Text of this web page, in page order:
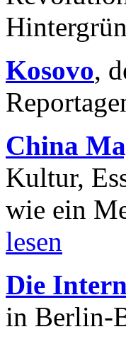
Kosovo,
China
Kultur,
wie ein
lesen
Die
in Berlin-